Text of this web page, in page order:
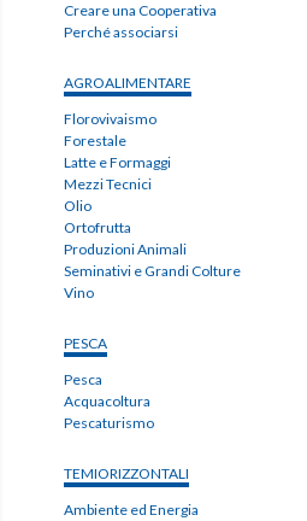
Creare una Cooperativa
Perché associarsi
AGROALIMENTARE
Florovivaismo
Forestale
Latte e Formaggi
Mezzi Tecnici
Olio
Ortofrutta
Produzioni Animali
Seminativi e Grandi Colture
Vino
PESCA
Pesca
Acquacoltura
Pescaturismo
TEMIORIZZONTALI
Ambiente ed Energia